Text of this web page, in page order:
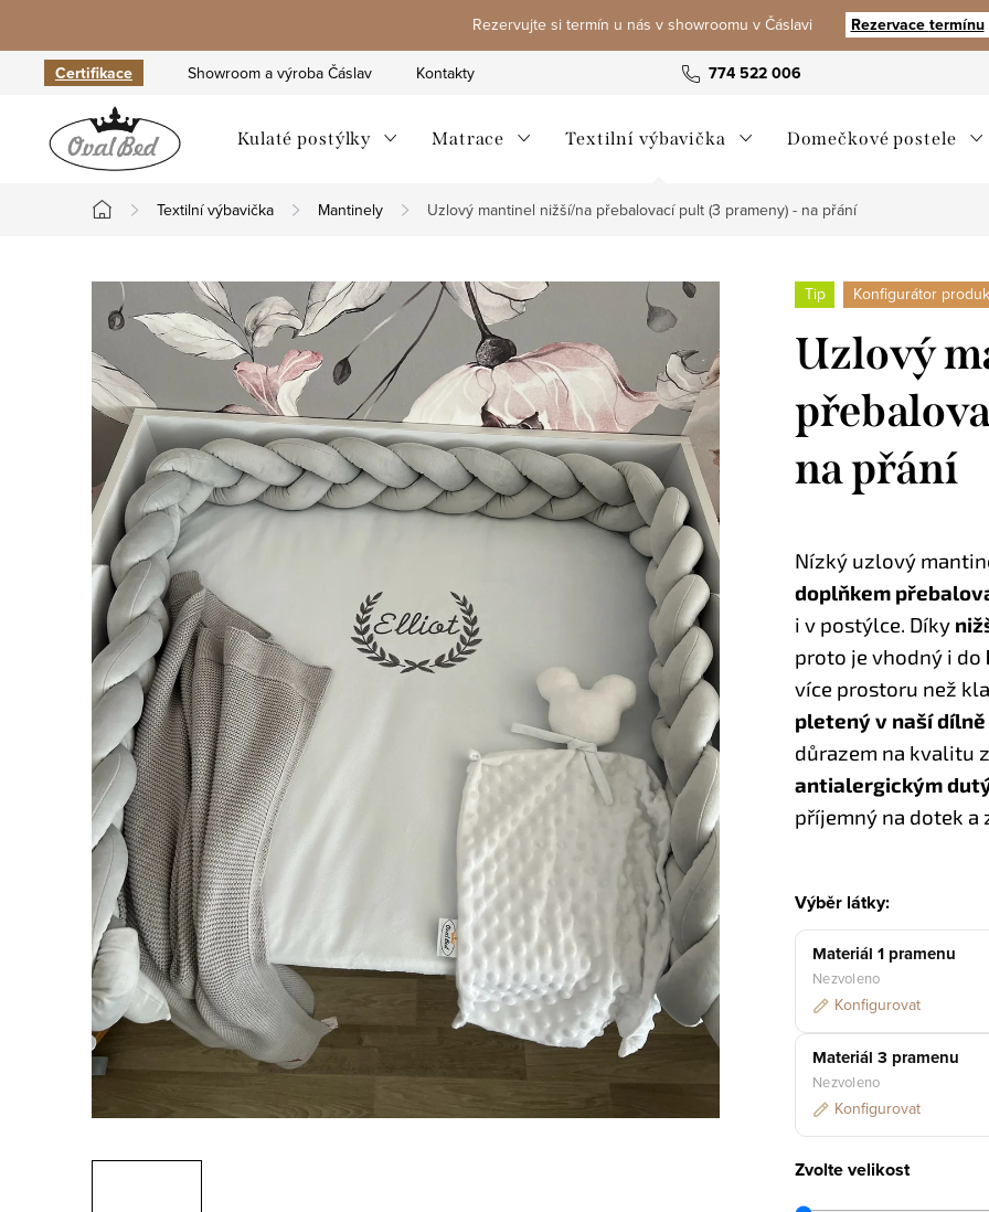
obsah
Rezervujte si termín u nás v showroomu v Čáslavi Rezervace termínu
774 522 006
Certifikace Showroom a výroba Čáslav Kontakty
Kulaté postýlky Matrace Textilní výbavička Domečkové postele
Domů
Textilní výbavička Mantinely Uzlový mantinel nižší/na přebalovací pult (3 prameny) - na přání
Tip Konfigurátor
Uzlový
na přání
Nízký uzlový
doplňkem
i v postýlce. Díky
proto je vhodný i do
více prostoru než
pletený v naší dílně
důrazem na kvalitu
antialergickým
příjemný na dotek a
Výběr látky:
Materiál 1 pramenu
Nezvoleno
Konfigurovat
Materiál 3 pramenu
Nezvoleno
Konfigurovat
Zvolte velikost